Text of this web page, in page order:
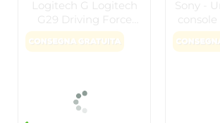
Logitech G Logitech
G29 Driving Force
Racing Wheel Volante
da Corsa
Sony -